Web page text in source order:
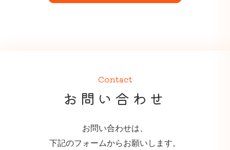
Contact
お問い合わせ
お問い合わせは、
下記のフォームからお願いします。